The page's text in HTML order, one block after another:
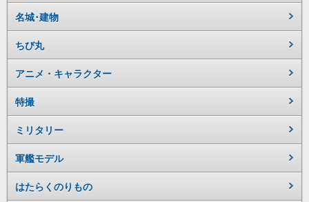
名城･建物
ちび丸
アニメ・キャラクター
特撮
ミリタリー
軍艦モデル
はたらくのりもの